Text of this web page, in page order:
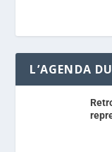
L’AGENDA